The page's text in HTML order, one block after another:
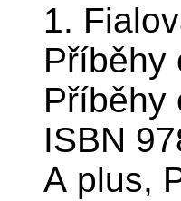
1.
Příběhy
Příběhy
ISBN
A plus,